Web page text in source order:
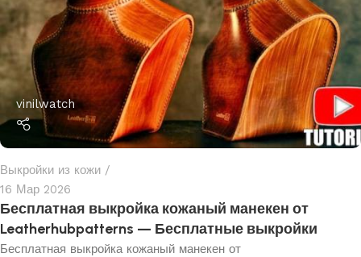
vinilwatch
Выкройки из кожи
16 Мар 2026
Бесплатная выкройка кожаный манекен от
Leatherhubpatterns — Бесплатные выкройки
Бесплатная выкройка кожаный манекен от